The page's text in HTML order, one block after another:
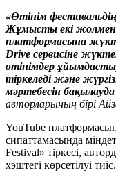
«Өтінім
Жұмысты екі жолмен
платформасына
Drive сервисіне
өтінімдер
тіркеледі жəне
мəртебесін
авторларының бірі
YouTube
сипаттамасында
Festival» тіркесі,
хэштегі көрсетілуі тиіс.